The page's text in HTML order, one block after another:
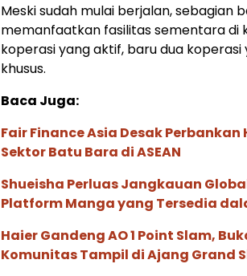
Meski sudah mulai berjalan, sebagian
memanfaatkan fasilitas sementara di
koperasi yang aktif, baru dua
khusus.
Baca Juga:
Fair Finance Asia Desak
Sektor Batu Bara di ASEAN
Shueisha Perluas Jangkauan
Platform Manga yang Tersedia
Haier Gandeng AO 1 Point Slam,
Komunitas Tampil di Ajang Grand